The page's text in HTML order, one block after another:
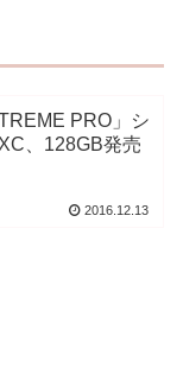
PRO」シ
、128GB発売
2016.12.13